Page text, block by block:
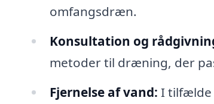
omfangsdræn.
Konsultation og
metoder til dræning, der
Fjernelse af vand: I tilfælde